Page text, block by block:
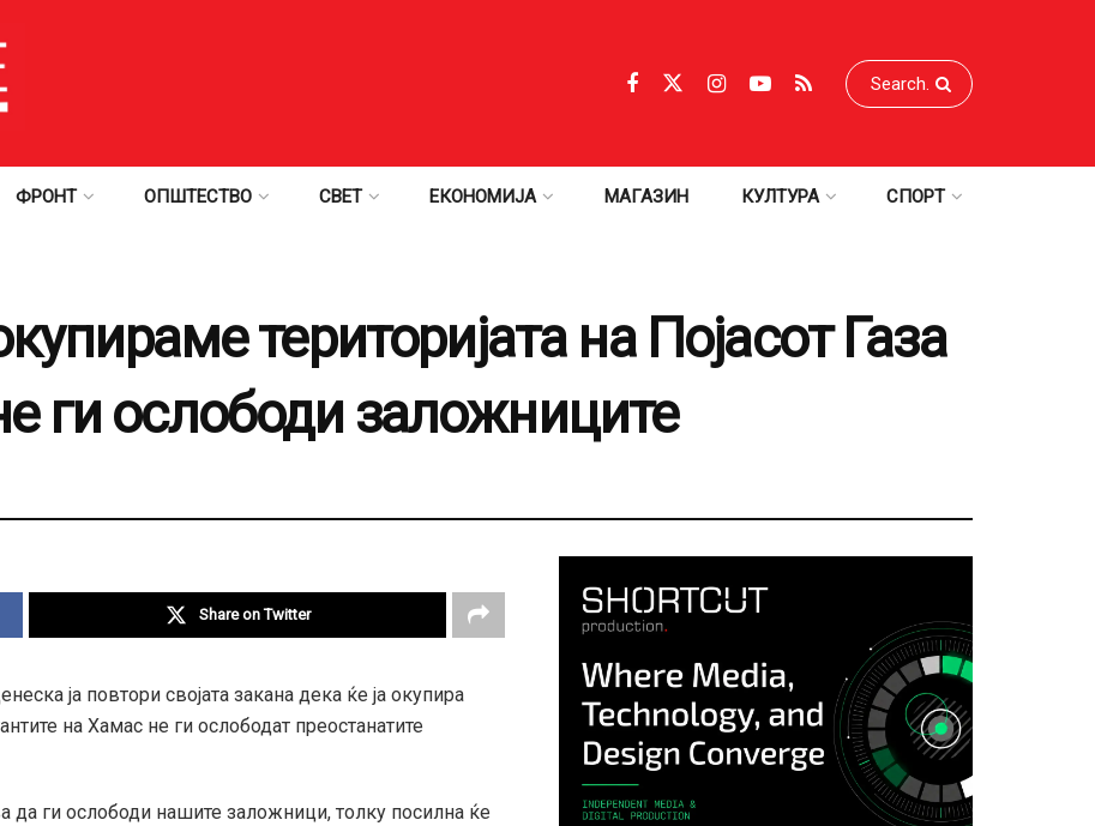
ФРОНТ ОПШТЕСТВО СВЕТ ЕКОНОМИЈА МАГАЗИН КУЛТУРА СПОРТ
територијата на Појасот Газа
ги ослободи заложниците
Share on Twitter
ја повтори својата закана дека ќе ја окупира
на Хамас не ги ослободат преостанатите
ги ослободи нашите заложници, толку посилна ќе